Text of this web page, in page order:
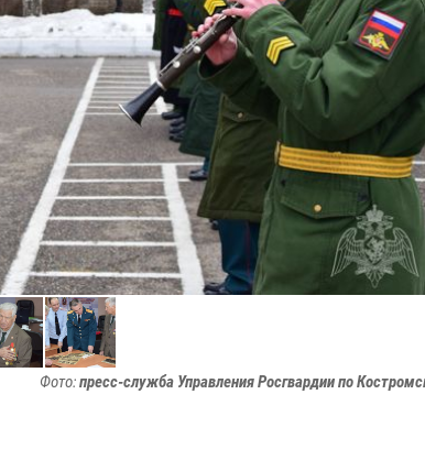
Фото:пресс-служба Управления Росгвардии по